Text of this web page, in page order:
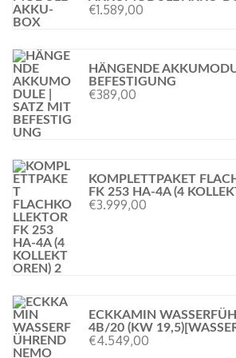
€1.589,00
HÄNGENDE
BEFESTIGUNG
€389,00
KOMPLETTPAKET
FK 253 HA-4A (4
€3.999,00
ECKKAMIN
4B/20 (KW
€4.549,00